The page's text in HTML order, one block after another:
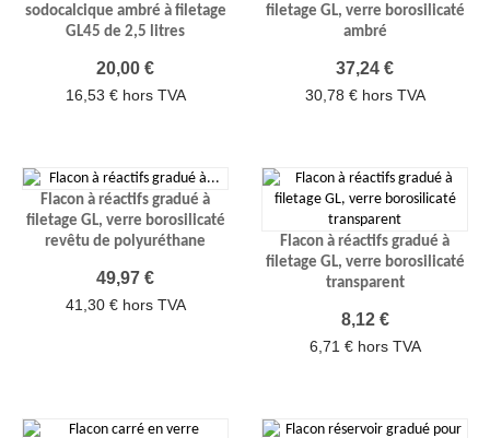
sodocalcique ambré à filetage
GL45 de 2,5 litres
Prix
20,00 €
16,53 € hors TVA
filetage GL, verre borosilicaté
ambré
Prix
37,24 €
30,78 € hors TVA
Flacon à réactifs gradué à
filetage GL, verre borosilicaté
revêtu de polyuréthane
Prix
49,97 €
41,30 € hors TVA
Flacon à réactifs gradué à
filetage GL, verre borosilicaté
transparent
Prix
8,12 €
6,71 € hors TVA